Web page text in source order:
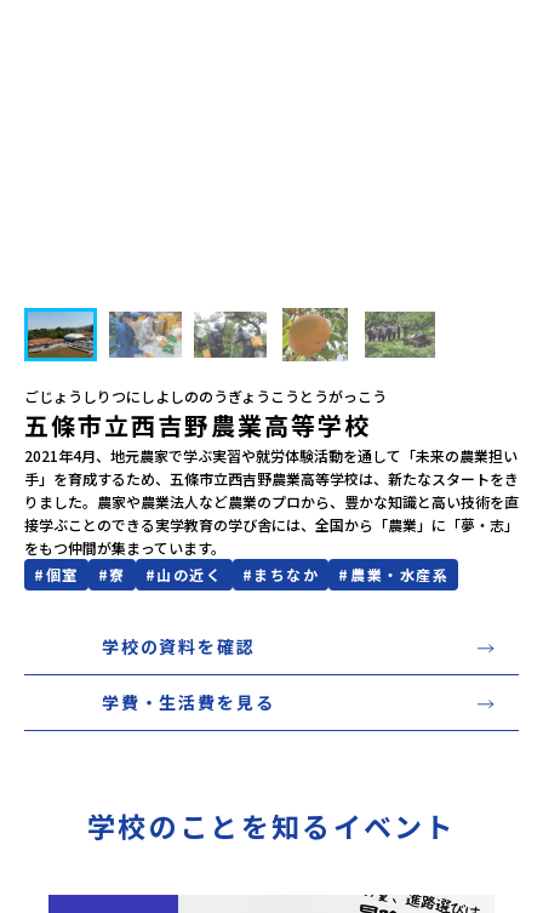
ごじょうしりつにしよしののうぎょうこうとうがっこう
五條市立西吉野農業高等学校
2021年4月、地元農家で学ぶ実習や就労体験活動を通して「未来の農業担い
手」を育成するため、五條市立西吉野農業高等学校は、新たなスタートをき
りました。農家や農業法人など農業のプロから、豊かな知識と高い技術を直
接学ぶことのできる実学教育の学び舎には、全国から「農業」に「夢・志」
をもつ仲間が集まっています。
#個室 #寮 #山の近く # まちなか # 農業・水産系
学校の資料を確認
学費・生活費を見る
学校のことを知るイベント